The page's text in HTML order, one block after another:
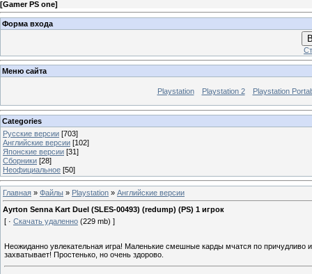
[Gamer PS one]
Форма входа
Меню сайта
Playstation Playstation 2 Playstation
Categories
Русские версии [703]
Английские версии [102]
Японские версии [31]
Сборники [28]
Неофициальное [50]
Главная » Файлы » Playstation » Английские версии
Ayrton Senna Kart Duel (SLES-00493) (redump) (PS) 1 игрок
[ · Скачать удаленно (229 mb) ]
Неожиданно увлекательная игра! Маленькие смешные карды мчатся по
захватывает! Простенько, но очень здорово.